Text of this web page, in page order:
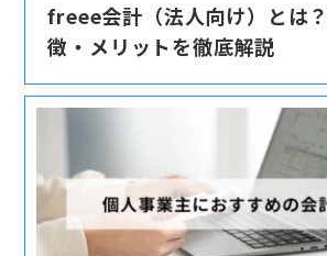
freee会計（法人向け）とは
徴・メリットを徹底解説